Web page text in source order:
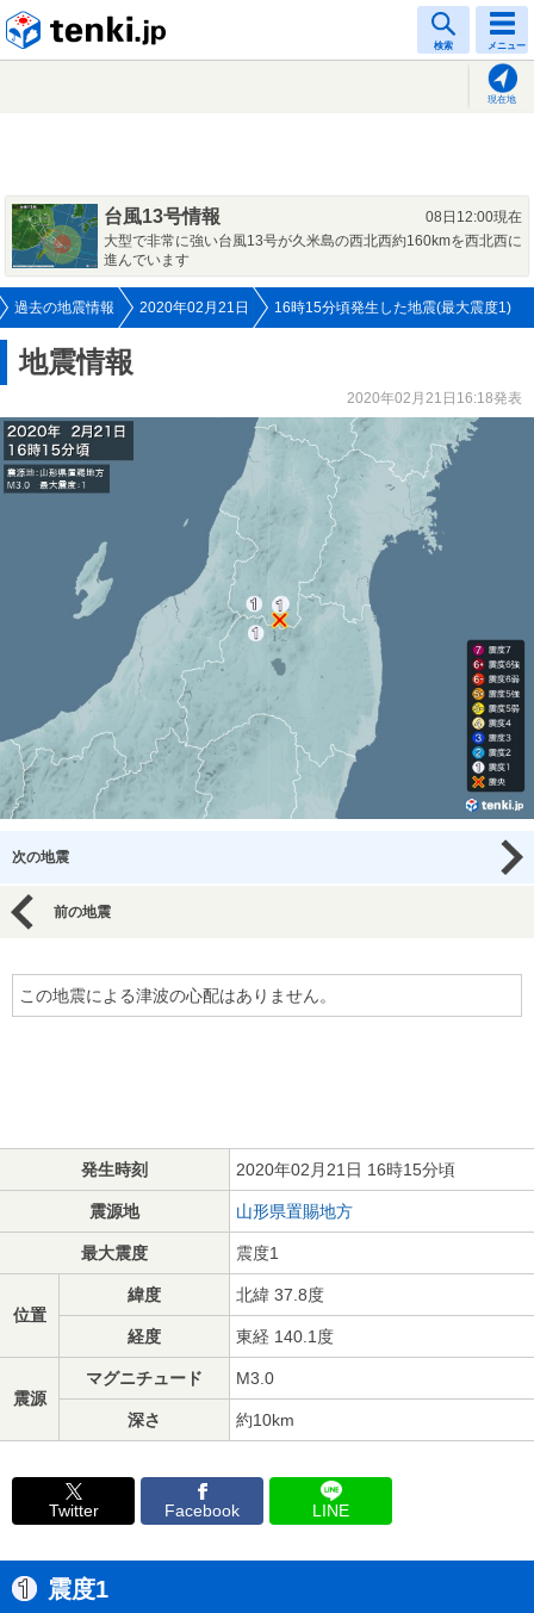
検索 メニュー
現在地
台風13号情報
08日12:00現在
大型で非常に強い台風13号が久米島の西北西約160kmを西北西に
進んでいます
過去の地震情報 2020年02月21日 16時15分頃発生した地震(最大震度1)
地震情報
2020年02月21日16:18発表
次の地震
前の地震
この地震による津波の心配はありません。
発生時刻 2020年02月21日 16時15分頃
震源地 山形県置賜地方
最大震度 震度1
位置
緯度 北緯 37.8度
経度 東経 140.1度
震源
マグニチュード M3.0
深さ 約10km
Twitter Facebook LINE
震度1